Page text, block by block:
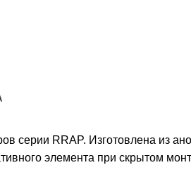
серии RRAP. Изготовлена из
элемента при скрытом